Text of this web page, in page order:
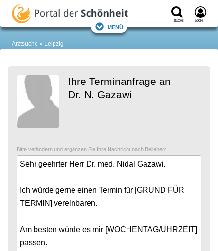
Suche Login
Menü
Arztsuche Leipzig
Ihre Terminanfrage an
Dr. N. Gazawi
Bitte verändern und ergänzen Sie Ihre Nachricht nach Belieben: